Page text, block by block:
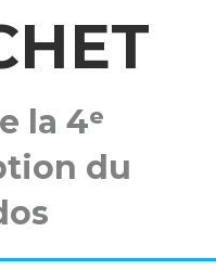
la 4ᵉ
du